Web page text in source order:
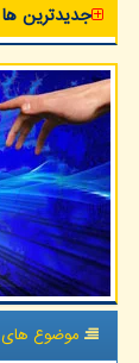
جدیدترین ها
موضوع